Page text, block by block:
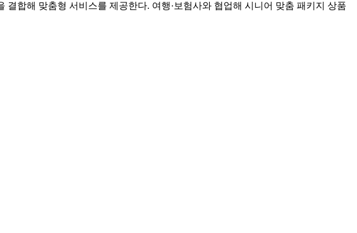
합해 맞춤형 서비스를 제공한다. 여행·보험사와 협업해 시니어 맞춤 패키지 상품